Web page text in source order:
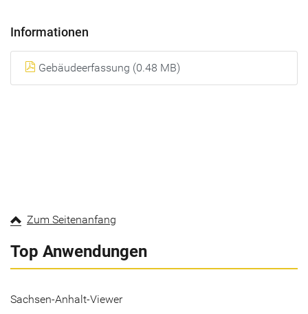
Informationen
Gebäudeerfassung (0.48 MB)
Zum Seitenanfang
Top Anwendungen
Sachsen-Anhalt-Viewer